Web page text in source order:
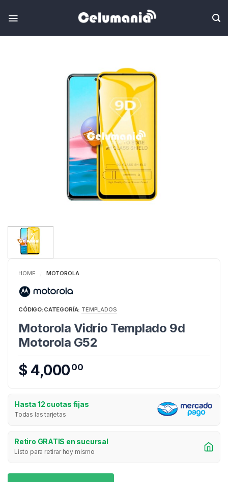
HOME MOTOROLA
CÓDIGO:CATEGORÍA: TEMPLADOS
Motorola Vidrio Templado 9d
Motorola G52
$ 4,00000
Hasta 12 cuotas fijas
Todas las tarjetas
Retiro GRATIS en sucursal
Listo para retirar hoy mismo